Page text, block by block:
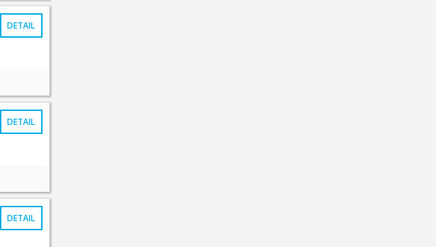
DETAIL
DETAIL
DETAIL